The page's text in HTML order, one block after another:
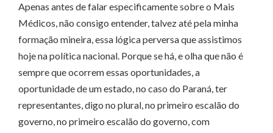
Apenas antes de falar especificamente sobre o Mais
Médicos, não consigo entender, talvez até pela minha
formação mineira, essa lógica perversa que assistimos
hoje na política nacional. Porque se há, e olha que não é
sempre que ocorrem essas oportunidades, a
oportunidade de um estado, no caso do Paraná, ter
representantes, digo no plural, no primeiro escalão do
governo, no primeiro escalão do governo, com